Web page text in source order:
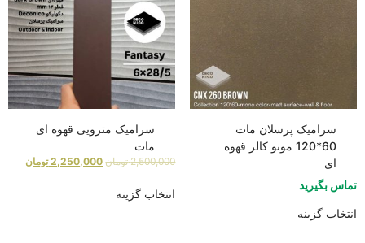
سرامیک پرسلان مات
60*120 مونو کالر قهوه
ای
تماس بگیرید
انتخاب گزینه
سرامیک مترویی قهوه ای
مات
2,500,000 تومان 2,250,000 تومان
انتخاب گزینه